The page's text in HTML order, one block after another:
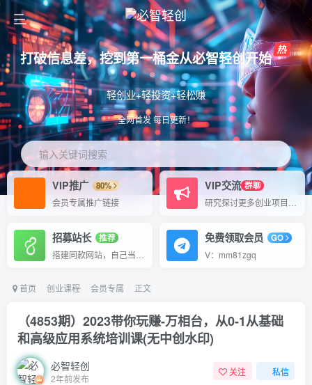
打破信息差，挖到第一桶金从必智轻创开始
轻创业+轻投资+轻松赚
全网首发 每日更新！
输入关键词搜索
VIP推广
80%
会员专属推广链接
VIP交流 群聊
招募站长
推荐
免费领取会员
GO
V：mm81zgq
首页 创业课程 会员专属 正文
（4853期）2023带你玩赚-万相台，从0-1从基础
和高级应用系统培训课(无中创水印)
必智轻创
2年前发布
关注 私信